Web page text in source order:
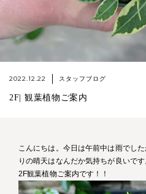
2022.12.22 スタッフブログ
2F| 観葉植物ご案内
こんにちは。今日は午前中は雨でし
りの晴天はなんだか気持ちが良いで
2F観葉植物ご案内です！！